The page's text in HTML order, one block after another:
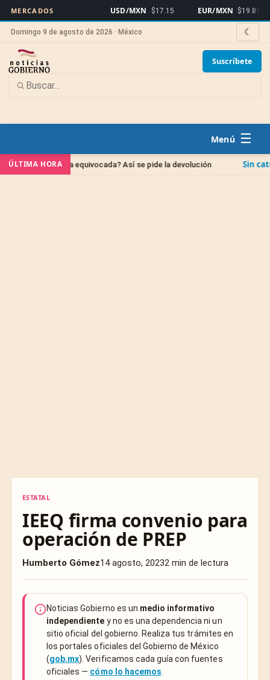
MERCADOS USD/MXN $17.15 EUR/MXN $19.81
Domingo 9 de agosto de 2026 · México ☾
Suscríbete
☰
ÚLTIMA HORA
equivocada? Así se pide la devolución Sin categoríaIPAB:
ESTATAL
IEEQ firma convenio para
operación de PREP
Humberto Gómez14 agosto, 20232 min de lectura
Noticias Gobierno es un medio informativo
independiente y no es una dependencia ni un
sitio oficial del gobierno. Realiza tus trámites en
los portales oficiales del Gobierno de México
(gob.mx). Verificamos cada guía con fuentes
oficiales — cómo lo hacemos